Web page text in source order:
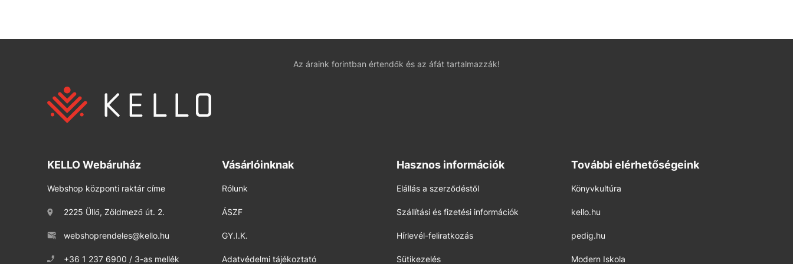
Az áraink forintban értendők és az áfát tartalmazzák!
KELLO Webáruház
Webshop központi raktár címe
2225 Üllő, Zöldmező út. 2.
webshoprendeles@kello.hu
+36 1 237 6900 / 3-as mellék
Vásárlóinknak
Rólunk
ÁSZF
GY.I.K.
Adatvédelmi tájékoztató
Hasznos információk
Elállás a szerződéstől
Szállítási és fizetési információk
Hírlevél-feliratkozás
Sütikezelés
További elérhetőségeink
Könyvkultúra
kello.hu
pedig.hu
Modern Iskola